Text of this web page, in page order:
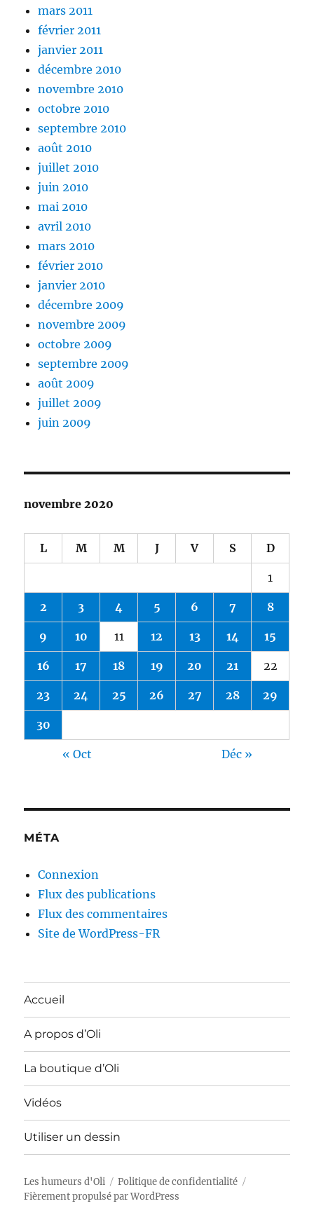
mars 2011
février 2011
janvier 2011
décembre 2010
novembre 2010
octobre 2010
septembre 2010
août 2010
juillet 2010
juin 2010
mai 2010
avril 2010
mars 2010
février 2010
janvier 2010
décembre 2009
novembre 2009
octobre 2009
septembre 2009
août 2009
juillet 2009
juin 2009
novembre 2020
L M M J V S D
1
2 3 4 5 6 7 8
9 10 11 12 13 14 15
16 17 18 19 20 21 22
23 24 25 26 27 28 29
30
« Oct Déc »
MÉTA
Connexion
Flux des publications
Flux des commentaires
Site de WordPress-FR
Accueil
A propos d’Oli
La boutique d’Oli
Vidéos
Utiliser un dessin
Les humeurs d'Oli
Politique de confidentialité
Fièrement propulsé par WordPress